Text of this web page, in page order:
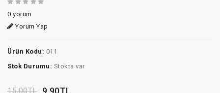
0 yorum
Yorum Yap
Ürün Kodu: 011
Stok Durumu: Stokta var
15,00TL 9,90TL